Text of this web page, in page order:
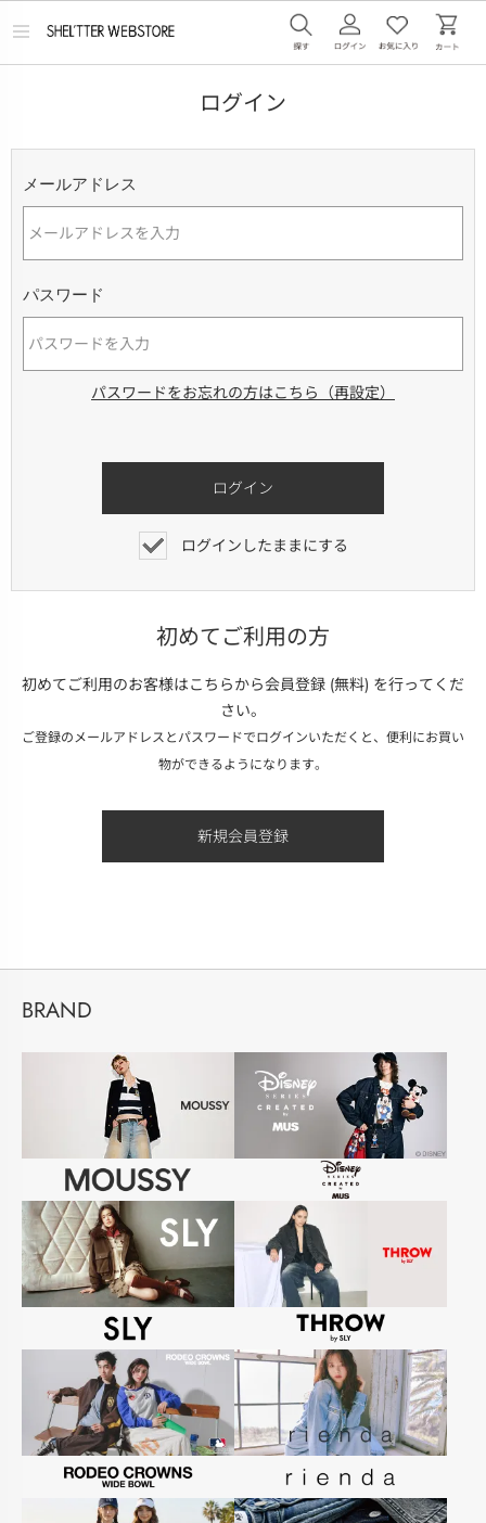
メ
ログイン
メールアドレス
パスワード
パスワードをお忘れの方はこちら（再設定）
ログインしたままにする
初めてご利用の方
初めてご利用のお客様はこちらから会員登録 (無料) を行ってくだ
さい。
ご登録のメールアドレスとパスワードでログインいただくと、便利にお買い
物ができるようになります。
BRAND